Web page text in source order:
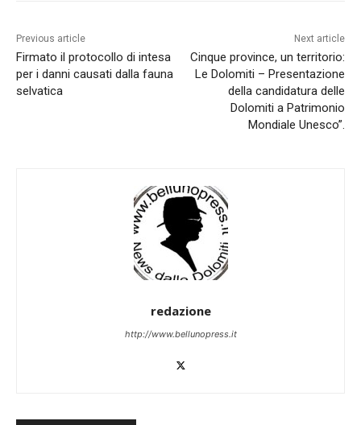
Previous article
Firmato il protocollo di intesa
per i danni causati dalla fauna
selvatica
Next article
Cinque province, un territorio:
Le Dolomiti – Presentazione
della candidatura delle
Dolomiti a Patrimonio
Mondiale Unesco”.
redazione
http://www.bellunopress.it